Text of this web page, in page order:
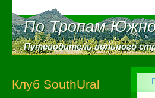
По Тропам
По Тропам
Путеводитель вольного
Путеводитель вольного
Клуб SouthUral